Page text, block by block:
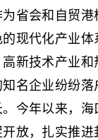
省会和自贸港
现代化产业体
新技术产业和
名企业纷纷落
今年以来，海
放，扎实推进